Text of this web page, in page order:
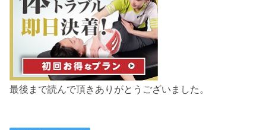
最後まで読んで頂きありがとうございました。